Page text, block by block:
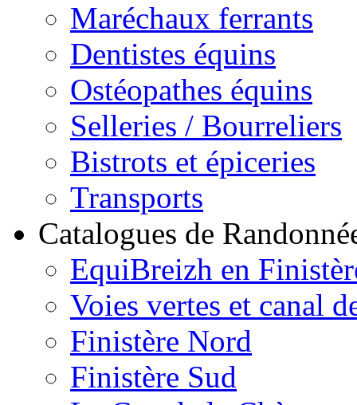
Maréchaux ferrants
Dentistes équins
Ostéopathes équins
Selleries / Bourreliers
Bistrots et épiceries
Transports
Catalogues de
EquiBreizh en
Voies vertes et canal
Finistère Nord
Finistère Sud